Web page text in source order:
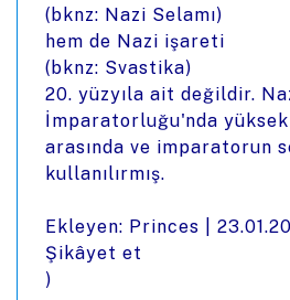
(bknz: Nazi Selamı)
hem de Nazi işareti
(bknz: Svastika)
20. yüzyıla ait değildir.
İmparatorluğu'nda
arasında ve imparatorun
kullanılırmış.
Ekleyen: Princes |
Şikâyet et
)